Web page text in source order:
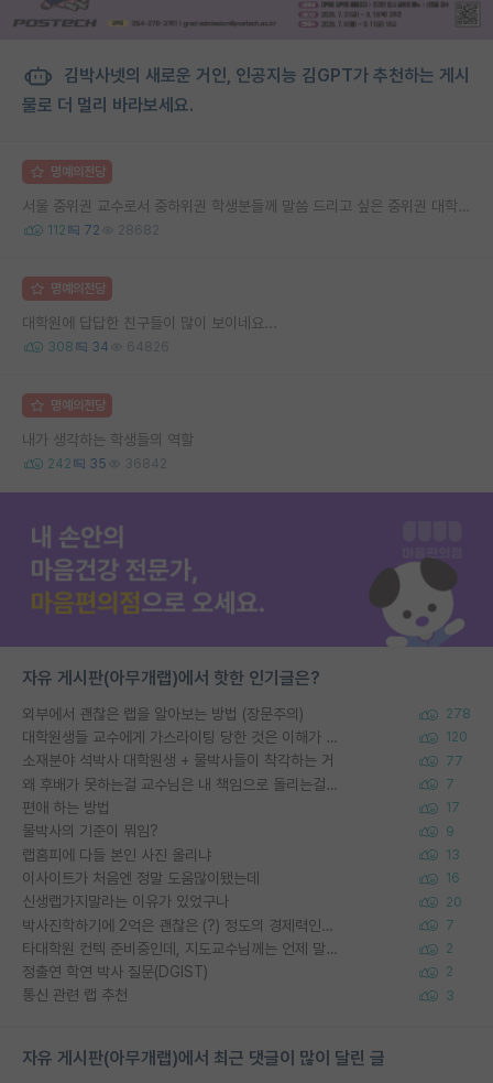
김박사넷의 새로운 거인, 인공지능 김GPT가 추천하는 게시
물로 더 멀리 바라보세요.
명예의전당
서울 중위권 교수로서 중하위권 학생분들께 말씀 드리고 싶은 중위권 대학 연구실의 강점
112 72 28682
명예의전당
대학원에 답답한 친구들이 많이 보이네요...
308 34 64826
명예의전당
내가 생각하는 학생들의 역할
242 35 36842
자유 게시판(아무개랩)에서 핫한 인기글은?
외부에서 괜찮은 랩을 알아보는 방법 (장문주의) 278
대학원생들 교수에게 가스라이팅 당한 것은 이해가 갑니다. 안타깝네요. 120
소재분야 석박사 대학원생 + 물박사들이 착각하는 거 77
왜 후배가 못하는걸 교수님은 내 책임으로 돌리는걸까요? 7
편애 하는 방법 17
물박사의 기준이 뭐임? 9
랩홈피에 다들 본인 사진 올리냐 13
이사이트가 처음엔 정말 도움많이됐는데 16
신생랩가지말라는 이유가 있었구나 20
박사진학하기에 2억은 괜찮은 (?) 정도의 경제력인가요 7
타대학원 컨텍 준비중인데, 지도교수님께는 언제 말씀드려야 할까요? 2
정출연 학연 박사 질문(DGIST) 2
통신 관련 랩 추천 3
자유 게시판(아무개랩)에서 최근 댓글이 많이 달린 글